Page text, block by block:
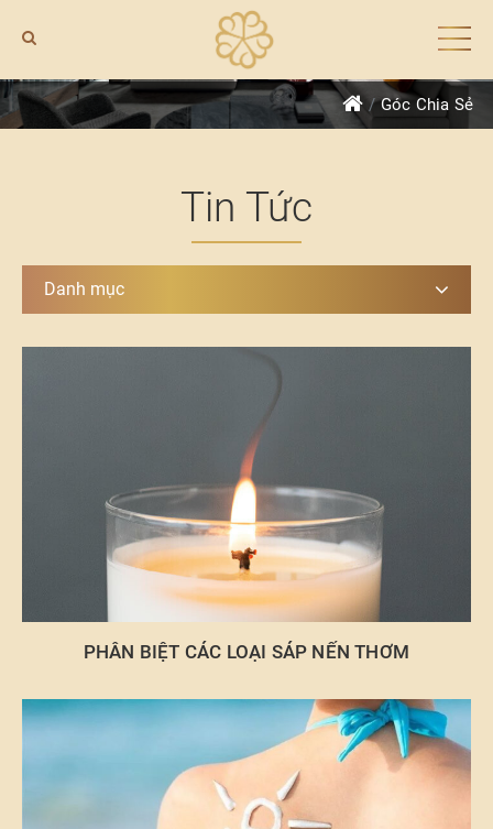
Góc Chia Sẻ
Tin Tức
Danh mục
PHÂN BIỆT CÁC LOẠI SÁP NẾN THƠM